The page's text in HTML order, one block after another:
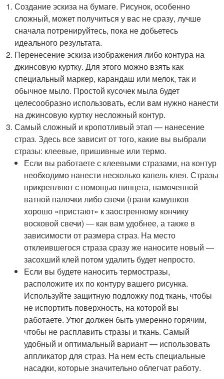
Создание эскиза на бумаге. Рисунок, особенно
сложный, может получиться у вас не сразу, лучше
сначала потренируйтесь, пока не добьетесь
идеального результата.
Перенесение эскиза изображения либо контура на
джинсовую куртку. Для этого можно взять как
специальный маркер, карандаш или мелок, так и
обычное мыло. Простой кусочек мыла будет
целесообразно использовать, если вам нужно нанести
на джинсовую куртку несложный контур.
Самый сложный и кропотливый этап — нанесение
страз. Здесь все зависит от того, какие вы выбрали
стразы: клеевые, пришивные или термо.
Если вы работаете с клеевыми стразами, на контур
необходимо нанести несколько капель клея. Стразы
прикрепляют с помощью пинцета, намоченной
ватной палочки либо свечи (грани камушков
хорошо «пристают» к заостренному кончику
восковой свечи) — как вам удобнее, а также в
зависимости от размера страз. На место
отклеившегося страза сразу же наносите новый —
засохший клей потом удалить будет непросто.
Если вы будете наносить термостразы,
расположите их по контуру вашего рисунка.
Используйте защитную подложку под ткань, чтобы
не испортить поверхность, на которой вы
работаете. Утюг должен быть умеренно горячим,
чтобы не расплавить стразы и ткань. Самый
удобный и оптимальный вариант — использовать
аппликатор для страз. На нем есть специальные
насадки, которые значительно облегчат работу.